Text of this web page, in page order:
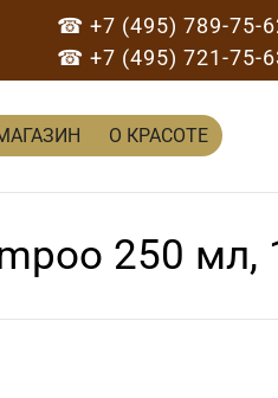
☎ +7 (495) 789-75-
☎ +7 (495) 721-75-
Перейти
к
О КРАСОТЕ
250 мл,